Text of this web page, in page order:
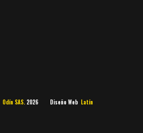
Odín SAS. 2026 Diseño Web Latín